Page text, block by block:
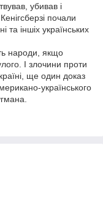
убивав і
почали
та іншіх українських
народи, якщо
І злочини проти
ще один доказ
українського